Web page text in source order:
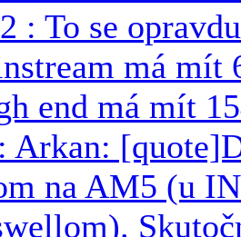
: To se
má
end má mít
Arkan:
na AM5 (u